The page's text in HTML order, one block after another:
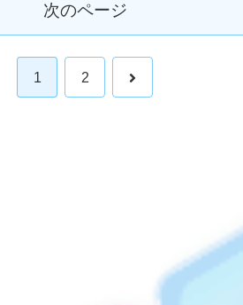
次のページ
1 2